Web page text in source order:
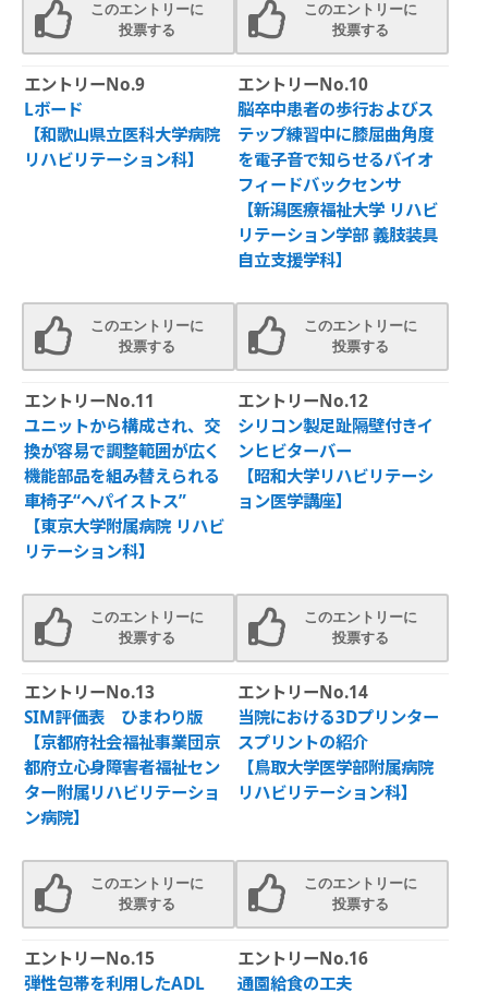
このエントリーに
投票する
このエントリーに
投票する
エントリーNo.9
Lボード
【和歌山県立医科大学病院
リハビリテーション科】
このエントリーに
投票する
エントリーNo.10
脳卒中患者の歩行およびス
テップ練習中に膝屈曲角度
を電子音で知らせるバイオ
フィードバックセンサ
【新潟医療福祉大学 リハビ
リテーション学部 義肢装具
自立支援学科】
このエントリーに
投票する
エントリーNo.11
ユニットから構成され、交
換が容易で調整範囲が広く
機能部品を組み替えられる
車椅子“ヘパイストス”
【東京大学附属病院 リハビ
リテーション科】
このエントリーに
投票する
エントリーNo.12
シリコン製足趾隔壁付きイ
ンヒビターバー
【昭和大学リハビリテーシ
ョン医学講座】
このエントリーに
投票する
エントリーNo.13
SIM評価表 ひまわり版
【京都府社会福祉事業団京
都府立心身障害者福祉セン
ター附属リハビリテーショ
ン病院】
このエントリーに
投票する
エントリーNo.14
当院における3Dプリンター
スプリントの紹介
【鳥取大学医学部附属病院
リハビリテーション科】
このエントリーに
投票する
エントリーNo.15
弾性包帯を利用したADL
エントリーNo.16
通園給食の工夫